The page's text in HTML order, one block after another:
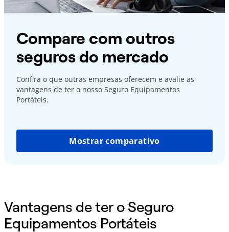
Compare com outros
seguros do mercado
Confira o que outras empresas oferecem e avalie as
vantagens de ter o nosso Seguro Equipamentos
Portáteis.
Mostrar comparativo
Vantagens de ter o Seguro
Equipamentos Portáteis